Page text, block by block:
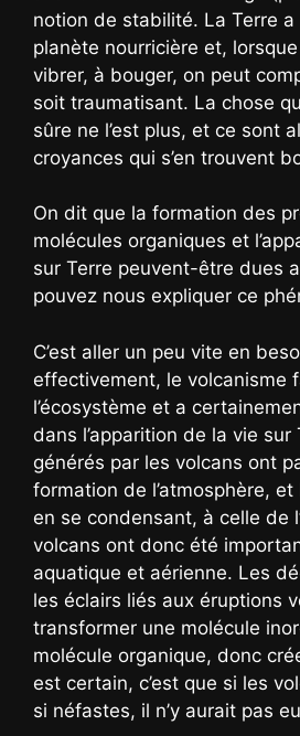
notion de stabilité. La Terre a
planète nourricière et,
vibrer, à bouger, on peut
soit traumatisant. La chose
sûre ne l’est plus, et ce sont
croyances qui s’en trouvent
On dit que la formation des
molécules organiques et
sur Terre peuvent-être dues
pouvez nous expliquer ce
C’est aller un peu vite en
effectivement, le volcanisme
l’écosystème et a
dans l’apparition de la vie sur
générés par les volcans ont
formation de l’atmosphère, et
en se condensant, à celle de
volcans ont donc été
aquatique et aérienne. Les
les éclairs liés aux éruptions
transformer une molécule
molécule organique, donc
est certain, c’est que si les
si néfastes, il n’y aurait pas